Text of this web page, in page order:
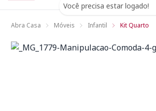
Você precisa estar logado!
Abra Casa Móveis Infantil Kit Quarto